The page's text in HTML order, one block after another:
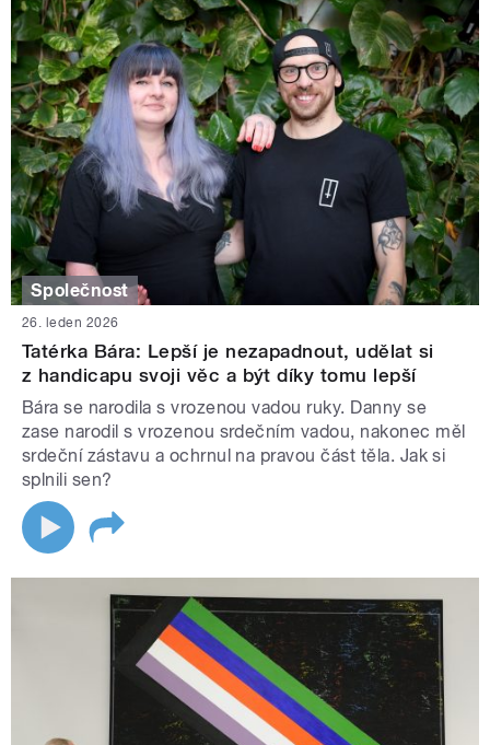
Společnost
26. leden 2026
Tatérka Bára: Lepší je nezapadnout, udělat si
z handicapu svoji věc a být díky tomu lepší
Bára se narodila s vrozenou vadou ruky. Danny se
zase narodil s vrozenou srdečním vadou, nakonec měl
srdeční zástavu a ochrnul na pravou část těla. Jak si
splnili sen?